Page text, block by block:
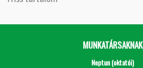
MUNKATÁRSAKNAK
Neptun (oktatói)